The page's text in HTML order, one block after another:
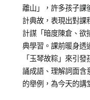
育
知
識
離山」，許多孩子課
計典故，表現出對課
計謀「暗度陳倉、欲
典學習。課前暖身透
「玉琴故粽」來引
誦成語、理解詞面含
的舉例，為今天的講